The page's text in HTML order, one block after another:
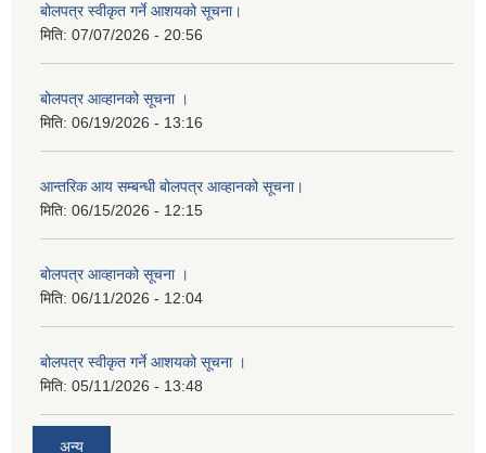
बोलपत्र स्वीकृत गर्ने आशयको सूचना।
मिति: 07/07/2026 - 20:56
बोलपत्र आव्हानको सूचना ।
मिति: 06/19/2026 - 13:16
आन्तरिक आय सम्बन्धी बोलपत्र आव्हानको सूचना।
मिति: 06/15/2026 - 12:15
बोलपत्र आव्हानको सूचना ।
मिति: 06/11/2026 - 12:04
बोलपत्र स्वीकृत गर्ने आशयको सूचना ।
मिति: 05/11/2026 - 13:48
अन्य